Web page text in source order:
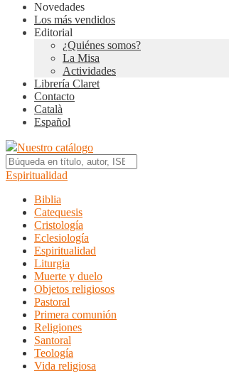
Novedades
Los más vendidos
Editorial
¿Quiénes somos?
La Misa
Actividades
Librería Claret
Contacto
Català
Español
Nuestro catálogo
Espiritualidad
Biblia
Catequesis
Cristología
Eclesiología
Espiritualidad
Liturgia
Muerte y duelo
Objetos religiosos
Pastoral
Primera comunión
Religiones
Santoral
Teología
Vida religiosa